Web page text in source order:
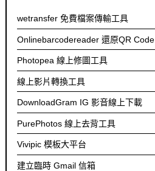
wetransfer 免費檔案傳輸工具
Onlinebarcodereader 還原QR Code
Photopea 線上修圖工具
線上影片轉換工具
DownloadGram IG 影音線上下載
PurePhotos 線上去背工具
Vivipic 模板大平台
建立臨時 Gmail 信箱